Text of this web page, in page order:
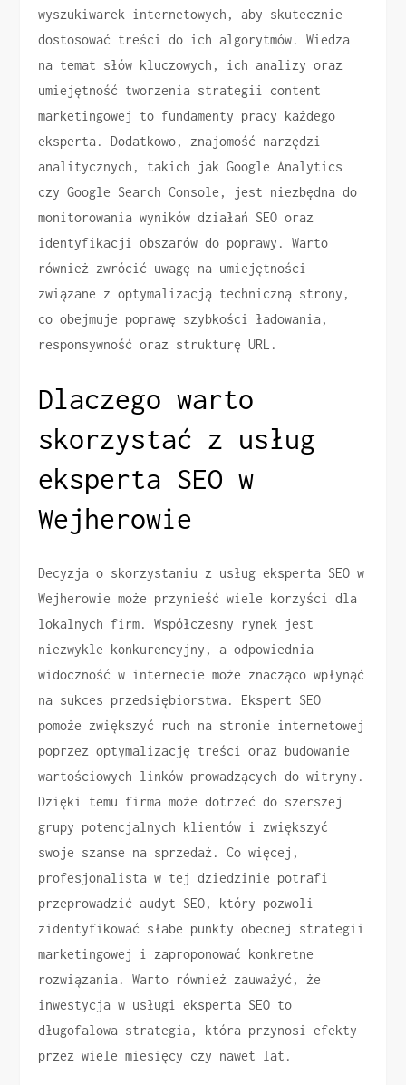
wyszukiwarek internetowych, aby skutecznie
dostosować treści do ich algorytmów. Wiedza
na temat słów kluczowych, ich analizy oraz
umiejętność tworzenia strategii content
marketingowej to fundamenty pracy każdego
eksperta. Dodatkowo, znajomość narzędzi
analitycznych, takich jak Google Analytics
czy Google Search Console, jest niezbędna do
monitorowania wyników działań SEO oraz
identyfikacji obszarów do poprawy. Warto
również zwrócić uwagę na umiejętności
związane z optymalizacją techniczną strony,
co obejmuje poprawę szybkości ładowania,
responsywność oraz strukturę URL.
Dlaczego warto
skorzystać z usług
eksperta SEO w
Wejherowie
Decyzja o skorzystaniu z usług eksperta SEO w
Wejherowie może przynieść wiele korzyści dla
lokalnych firm. Współczesny rynek jest
niezwykle konkurencyjny, a odpowiednia
widoczność w internecie może znacząco wpłynąć
na sukces przedsiębiorstwa. Ekspert SEO
pomoże zwiększyć ruch na stronie internetowej
poprzez optymalizację treści oraz budowanie
wartościowych linków prowadzących do witryny.
Dzięki temu firma może dotrzeć do szerszej
grupy potencjalnych klientów i zwiększyć
swoje szanse na sprzedaż. Co więcej,
profesjonalista w tej dziedzinie potrafi
przeprowadzić audyt SEO, który pozwoli
zidentyfikować słabe punkty obecnej strategii
marketingowej i zaproponować konkretne
rozwiązania. Warto również zauważyć, że
inwestycja w usługi eksperta SEO to
długofalowa strategia, która przynosi efekty
przez wiele miesięcy czy nawet lat.